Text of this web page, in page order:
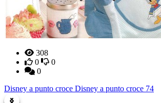
308
0
0
0
Disney a punto croce Disney a punto croce 74